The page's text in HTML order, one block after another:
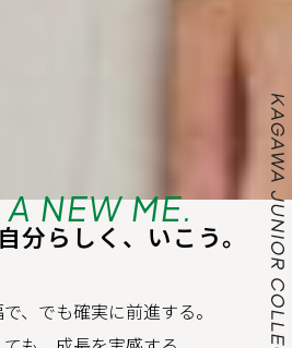
A NEW ME.
自分らしく、いこう。
、でも確実に前進する。